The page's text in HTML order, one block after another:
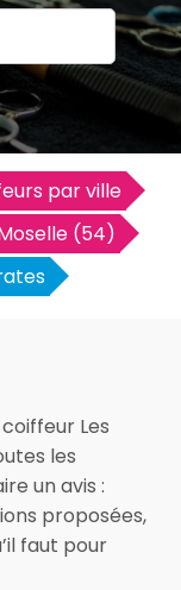
par ville
(54)
Les
les
un avis :
proposées,
faut pour